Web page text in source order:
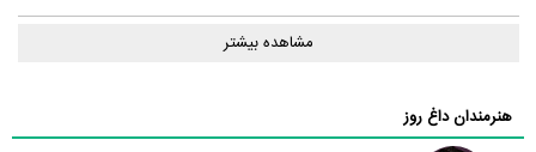
مشاهده بیشتر
هنرمندان داغ روز